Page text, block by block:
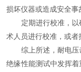
损坏仪器或造成安全事
定期进行校准，以
术人员进行校准，或者
综上所述，耐电压
绝缘性能测试中发挥